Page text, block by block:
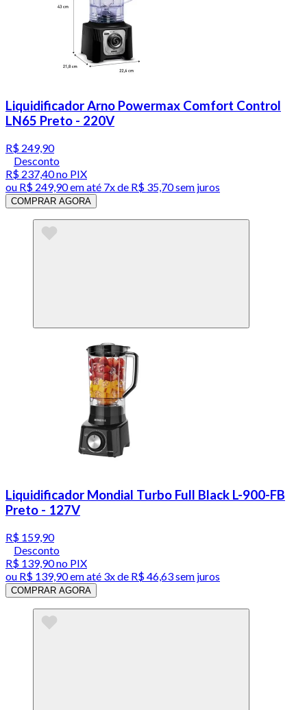
Liquidificador Arno Powermax Comfort Control
LN65 Preto - 220V
R$ 249,90
Desconto
R$ 237,40no PIX
ou R$ 249,90em até 7x de R$ 35,70 sem juros
COMPRAR AGORA
Liquidificador Mondial Turbo Full Black L-900-FB
Preto - 127V
R$ 159,90
Desconto
R$ 139,90no PIX
ou R$ 139,90em até 3x de R$ 46,63 sem juros
COMPRAR AGORA